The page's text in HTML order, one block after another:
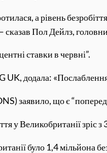
а рівень
сказав Пол Дейлз,
ставки в червні”.
додала:
заявило, що є
у Великобританії зріс
було 1,4 мільйона